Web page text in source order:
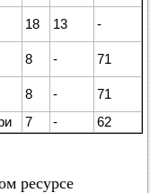
18 13
-
8 -
71
8 -
71
7 - 62
ресурсе